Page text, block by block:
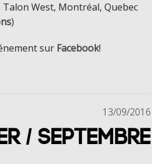
Talon West, Montréal, Quebec
)
sur Facebook!
13/09/2016
/ Septembre